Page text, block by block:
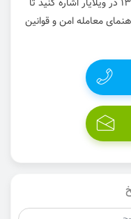
هنگام تماس تلفنی، لطفاً به کد ملک 1338 در ویلایار اشاره کنید تا
معامله امن و قوانین